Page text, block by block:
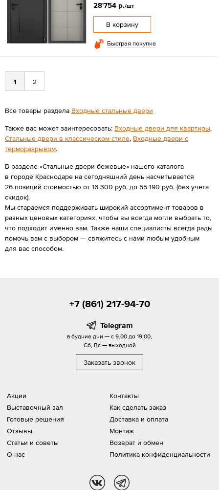
28'754 р./шт
В корзину
Быстрая покупка
1 2
Все товары раздела Входные стальные двери
Также вас может заинтересовать: Входные двери для квартиры,
Стальные двери в классическом стиле, Входные двери с
терморазрывом.
В разделе «Стальные двери бежевые» нашего каталога
в городе Краснодаре на сегодняшний день насчитывается
26 позиций стоимостью от 16 300 руб. до 55 190 руб. (без учета
скидок).
Мы стараемся поддерживать широкий ассортимент товаров в
разных ценовых категориях, чтобы вы всегда могли выбрать то,
что подходит именно вам. Также наши специалисты всегда рады
помочь вам с выбором — свяжитесь с нами любым удобным
для вас способом.
Акции
Выставочный зал
Готовые решения
Отзывы
Статьи и советы
О нас
Контакты
Как сделать заказ
Доставка и оплата
Монтаж
Возврат и обмен
Политика конфиденциальности
+7 (861) 217-94-70
Telegram
в будние дни — с 9.00 до 19.00,
Сб, Вс — выходной
Заказать звонок